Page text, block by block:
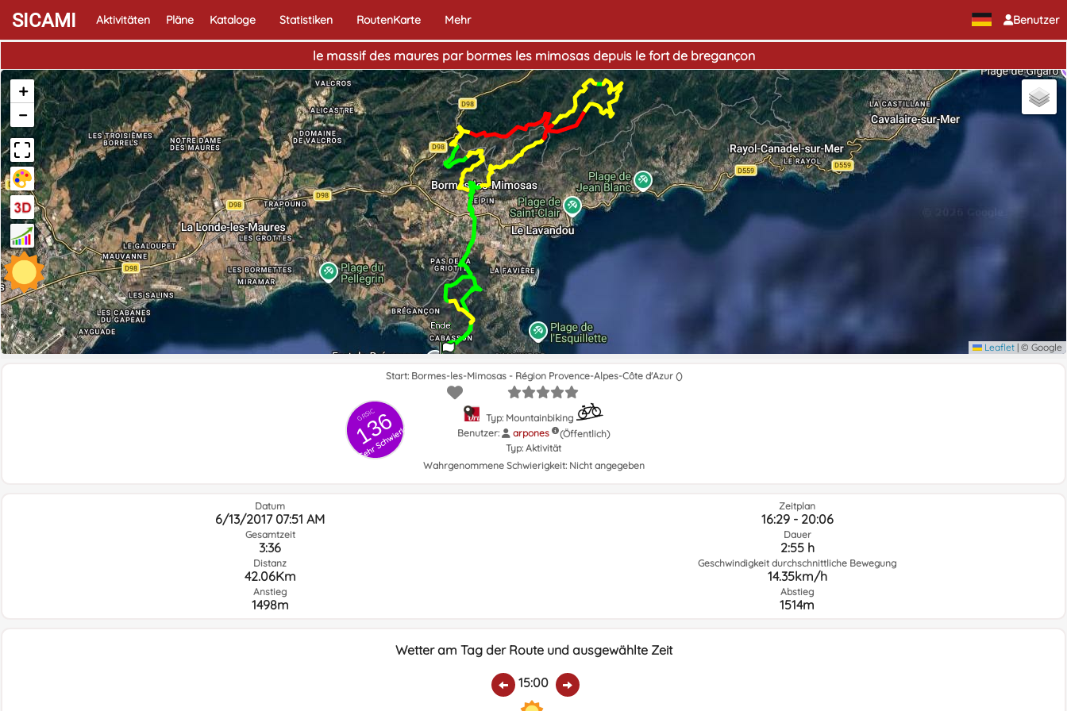
Benutzer
SICAMI Aktivitäten Pläne Kataloge Statistiken RoutenKarte Mehr
le massif des maures par bormes les mimosas depuis le fort de bregançon
Start
Ende
+
−
Leaflet | © Google
GRSIC
136
Sehr Schwierig
Start: Bormes-les-Mimosas - Région Provence-Alpes-Côte d'Azur ()
Typ: Mountainbiking
Benutzer:
arpones
(Öffentlich)
Typ: Aktivität
Wahrgenommene Schwierigkeit: Nicht angegeben
Datum
6/13/2017 07:51 AM
Gesamtzeit
3:36
Distanz
42.06Km
Anstieg
1498m
Zeitplan
16:29 - 20:06
Dauer
2:55 h
Geschwindigkeit durchschnittliche Bewegung
14.35km/h
Abstieg
1514m
Wetter am Tag der Route und ausgewählte Zeit
15:00